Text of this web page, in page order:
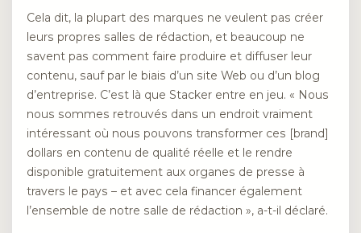
Cela dit, la plupart des marques ne veulent pas créer
leurs propres salles de rédaction, et beaucoup ne
savent pas comment faire produire et diffuser leur
contenu, sauf par le biais d’un site Web ou d’un blog
d’entreprise. C’est là que Stacker entre en jeu. « Nous
nous sommes retrouvés dans un endroit vraiment
intéressant où nous pouvons transformer ces [brand]
dollars en contenu de qualité réelle et le rendre
disponible gratuitement aux organes de presse à
travers le pays – et avec cela financer également
l’ensemble de notre salle de rédaction », a-t-il déclaré.